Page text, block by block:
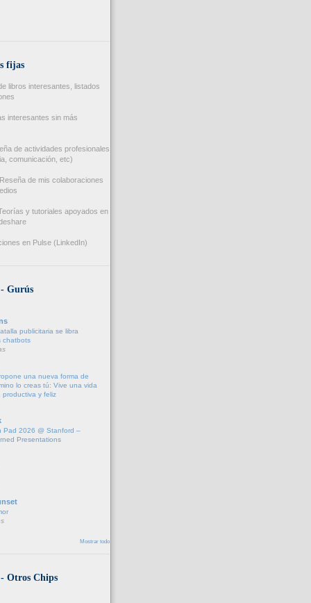
fijas
libros interesantes, listados
interesantes sin más
de actividades profesionales
comunicación, etc)
Reseña de mis colaboraciones
y tutoriales apoyados en
en Pulse (LinkedIn)
Gurús
publicitaria se libra
chatbots
una nueva forma de
lo creas tú: Vive una vida
productiva y feliz
Pad 2026 @ Stanford –
Presentations
Mostrar todo
Otros Chips